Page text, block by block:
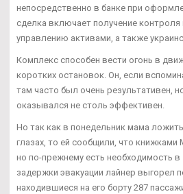
непосредственно в банке при
сделка включает получение контроля
управлению активами, а также
Комплекс способен вести огонь в
коротких остановок. Он, если
там часто был очень результативен,
оказывался не столь эффективен.
Но так как в понедельник мама
глазах, то ей сообщили, что книжками
но по-прежнему есть необходимость в
задержки эвакуации лайнер выгорел
находившиеся на его борту 287